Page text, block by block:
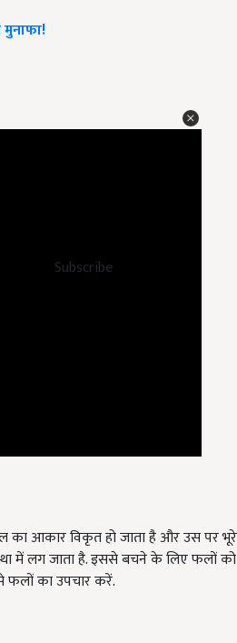
Subscribe
आकार विकृत हो जाता है और उस पर भूरे
में लग जाता है. इससे बचने के लिए फलों को
फलों का उपचार करें.